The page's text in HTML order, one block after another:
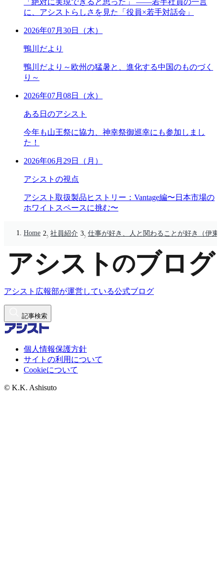
「絶対に実現できると思った」 ――若手社員の一言
に、アシストらしさを見た「役員×若手対話会」
2026年07月30日（木）
鴨川だより
鴨川だより～欧州の猛暑と、進化する中国のものづく
り～
2026年07月08日（水）
ある日のアシスト
今年も山王祭に協力、神幸祭御巡幸にも参加しまし
た！
2026年06月29日（月）
アシストの視点
アシスト取扱製品ヒストリー：Vantage編〜日本市場の
ホワイトスペースに挑む〜
Home 社員紹介 仕事が好き、人と関わることが好き（伊東
アシスト広報部が運営している公式ブログ
記事検索
個人情報保護方針
サイトの利用について
Cookieについて
© K.K. Ashisuto